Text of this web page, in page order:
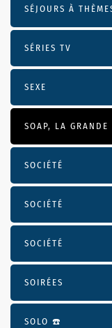
SÉJOURS À
SÉRIES TV
SEXE
SOAP, LA GRANDE
SOCIÉTÉ
SOCIÉTÉ
SOCIÉTÉ
SOIRÉES
SOLO ☎️